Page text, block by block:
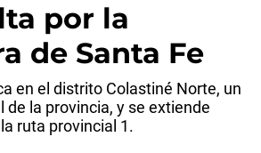
por la
de Santa Fe
en el distrito Colastiné Norte, un
de la provincia, y se extiende
ruta provincial 1.